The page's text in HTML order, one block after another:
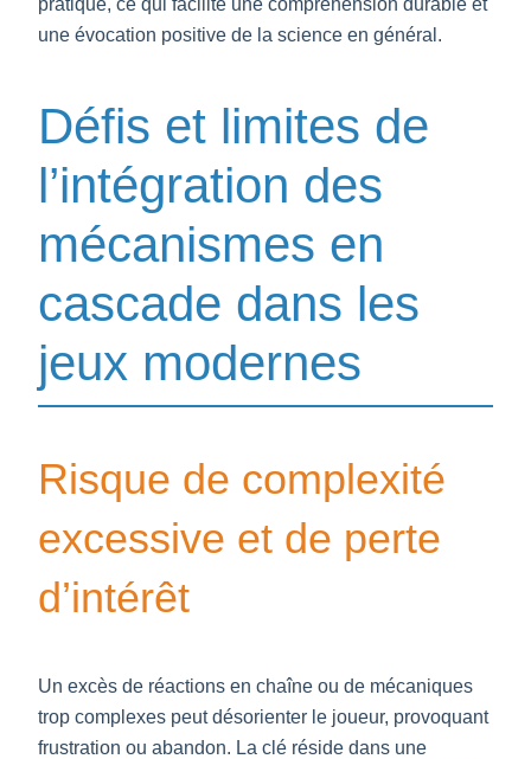
une évocation positive de la science en général.
Défis et limites de
l’intégration des
mécanismes en
cascade dans les
jeux modernes
Risque de complexité
excessive et de perte
d’intérêt
Un excès de réactions en chaîne ou de mécaniques
trop complexes peut désorienter le joueur, provoquant
frustration ou abandon. La clé réside dans une